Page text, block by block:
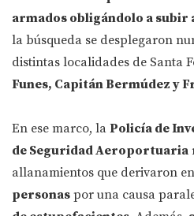
armados obligándolo a subir
la búsqueda se desplegaron
distintas localidades de Santa
Funes, Capitán Bermúdez y
En ese marco, la Policía de
de Seguridad Aeroportuaria
allanamientos que derivaron
personas por una causa